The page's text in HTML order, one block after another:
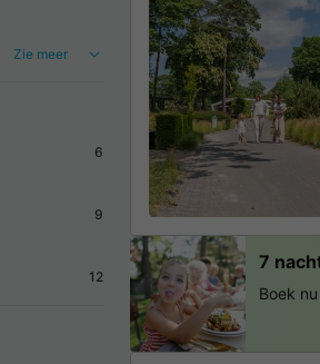
Zie meer
6
9
12
7
Boek